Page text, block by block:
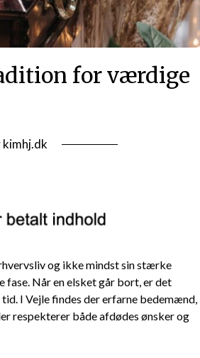
for værdige
kimhj.dk
og ikke mindst sin stærke
Når en elsket går bort, er det
I Vejle findes der erfarne bedemænd,
respekterer både afdødes ønsker og